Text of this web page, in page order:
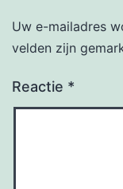
Uw e-mailadres
velden zijn
Reactie *